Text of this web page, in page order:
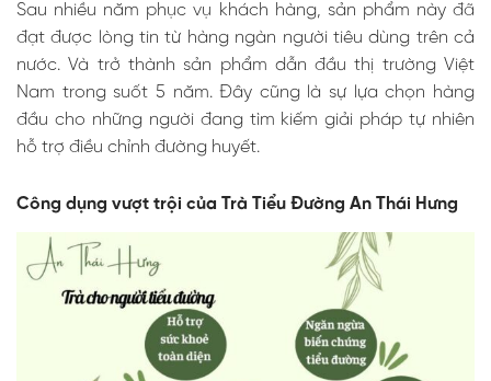
Sau nhiều năm phục vụ khách hàng, sản phẩm này đã
đạt được lòng tin từ hàng ngàn người tiêu dùng trên cả
nước. Và trở thành sản phẩm dẫn đầu thị trường Việt
Nam trong suốt 5 năm. Đây cũng là sự lựa chọn hàng
đầu cho những người đang tìm kiếm giải pháp tự nhiên
hỗ trợ điều chỉnh đường huyết.
Công dụng vượt trội của Trà Tiểu Đường An Thái Hưng